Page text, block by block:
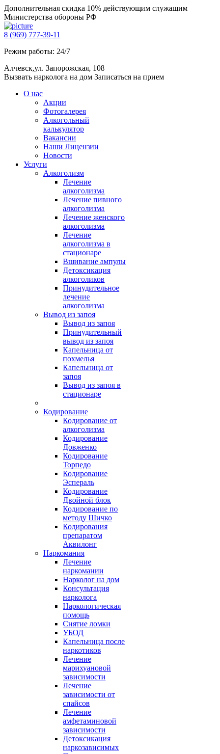
Дополнительная скидка 10% действующим служащим
Министерства обороны РФ
8 (969) 777-39-11
Режим работы: 24/7
Алчевск,ул. Запорожская, 108
Вызвать нарколога на дом Записаться на прием
О нас
Акции
Фотогалерея
Алкогольный
калькулятор
Вакансии
Наши Лицензии
Новости
Услуги
Алкоголизм
Лечение
алкоголизма
Лечение пивного
алкоголизма
Лечение женского
алкоголизма
Лечение
алкоголизма в
стационаре
Вшивание ампулы
Детоксикация
алкоголиков
Принудительное
лечение
алкоголизма
Вывод из запоя
Вывод из запоя
Принудительный
вывод из запоя
Капельница от
похмелья
Капельница от
запоя
Вывод из запоя в
стационаре
Кодирование
Кодирование от
алкоголизма
Кодирование
Довженко
Кодирование
Торпедо
Кодирование
Эспераль
Кодирование
Двойной блок
Кодирование по
методу Шичко
Кодирования
препаратом
Аквилонг
Наркомания
Лечение
наркомании
Нарколог на дом
Консультация
нарколога
Наркологическая
помощь
Снятие ломки
УБОД
Капельница после
наркотиков
Лечение
марихуановой
зависимости
Лечение
зависимости от
спайсов
Лечение
амфетаминовой
зависимости
Детоксикация
наркозависимых